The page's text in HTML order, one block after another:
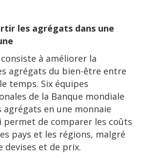
les agrégats dans une
à améliorer la
agrégats du bien-être entre
temps. Six équipes
de la Banque mondiale
en une monnaie
permet de comparer les coûts
pays et les régions, malgré
devises et de prix.